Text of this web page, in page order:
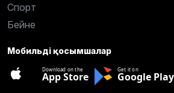
Спорт
Бейне
Мобильді қосымшалар
Download on the
App Store
Get it on
Google Play